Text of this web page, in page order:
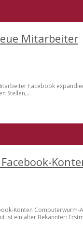
Mitarbeiter
Facebook
Stellen,...
Konten
ist ein alter Bekannter: